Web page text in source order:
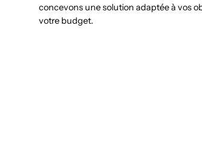
concevons une solution adaptée à vos
votre budget.